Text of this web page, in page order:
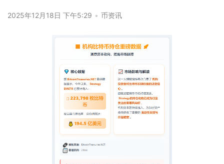
2025年12月18日 下午5:29 • 币资讯